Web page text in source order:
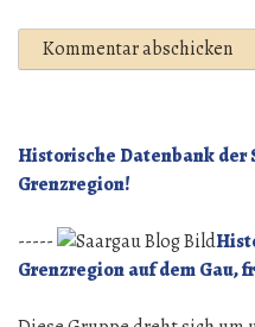
Historische Datenbank der
Grenzregion!
-----
Grenzregion auf dem Gau,